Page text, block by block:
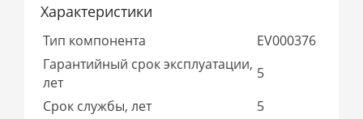
Характеристики
Тип компонента
EV000376
Гарантийный срок эксплуатации,
лет
5
Срок службы, лет
5